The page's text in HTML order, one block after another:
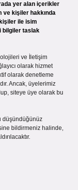
yer alan içerikler
ve kişiler hakkında
ile isim
bilgiler taslak
ve İletişim
olarak hizmet
olarak denetleme
Ancak, üyelerimiz
siteye üye olarak bu
düşündüğünüz
bildirmeniz halinde,